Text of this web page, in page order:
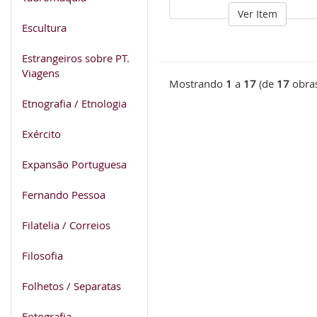
Escultura
Estrangeiros sobre PT.
Viagens
Etnografia / Etnologia
Exército
Expansão Portuguesa
Fernando Pessoa
Filatelia / Correios
Filosofia
Folhetos / Separatas
Ver Item
Mostrando 1 a 17 (de 17